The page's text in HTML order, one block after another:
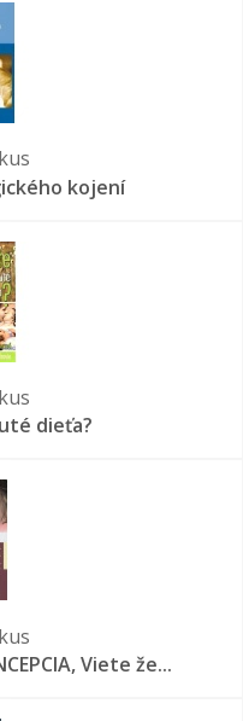
kojení
dieťa?
Viete že...